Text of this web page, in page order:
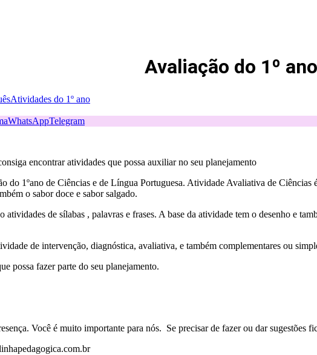
Avaliação do 1º ano
Atividades do 1º ano
WhatsAppTelegram
encontrar atividades que possa auxiliar no seu planejamento
do 1ºano de Ciências e de Língua Portuguesa. Atividade Avaliativa de
o sabor doce e sabor salgado.
de sílabas , palavras e frases. A base da atividade tem o desenho e
de intervenção, diagnóstica, avaliativa, e também complementares ou
possa fazer parte do seu planejamento.
Você é muito importante para nós. Se precisar de fazer ou dar sugestões